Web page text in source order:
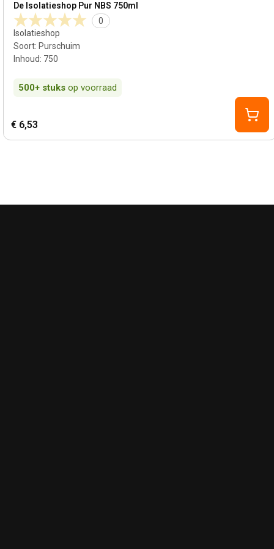
De Isolatieshop Pur NBS 750ml
0
Isolatieshop
Soort: Purschuim
Inhoud: 750
500+ stuks op voorraad
€ 6,53